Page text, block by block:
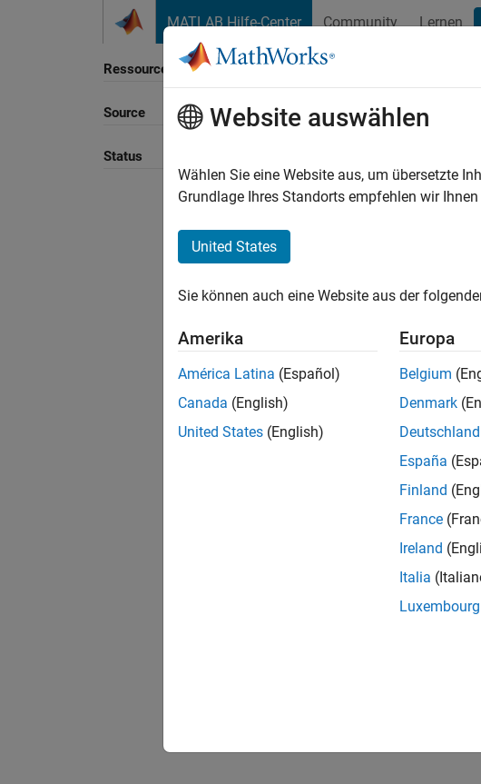
MATLAB Hilfe-Center Community Lernen
Ressource
Source
Status
Sortieren nach
Website auswählen
Wählen Sie eine Website aus, um übersetzte
Grundlage Ihres Standorts empfehlen wir
United States
Sie können auch eine Website aus der
Amerika
América Latina (Español)
Canada (English)
United States (English)
Europa
Belgium
Denmark
Deutschland
España
Finland
France
Ireland
Italia
Luxembourg